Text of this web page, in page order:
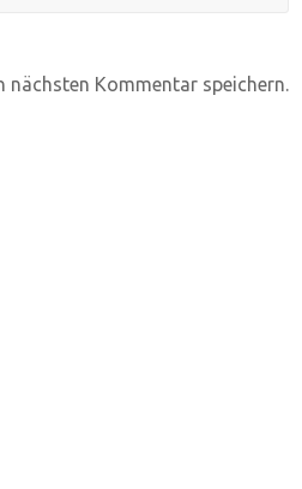
nächsten Kommentar speichern.